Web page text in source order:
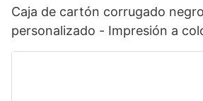
Caja de cartón corrugado
personalizado - Impresión a
envíos de comercio electrónico